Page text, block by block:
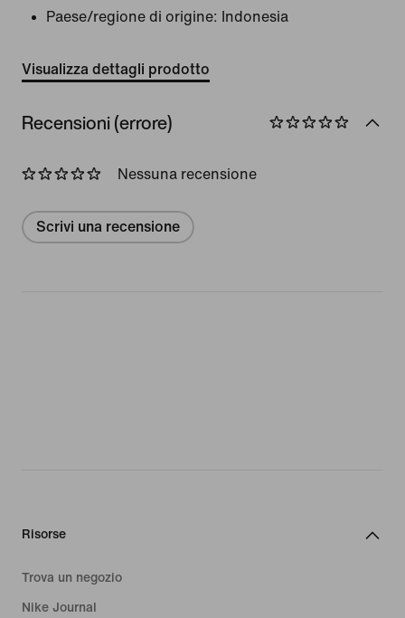
Paese/regione di origine: Indonesia
Visualizza dettagli prodotto
Recensioni (errore)
Nessuna recensione
Scrivi una recensione
Risorse
Trova un negozio
Nike Journal